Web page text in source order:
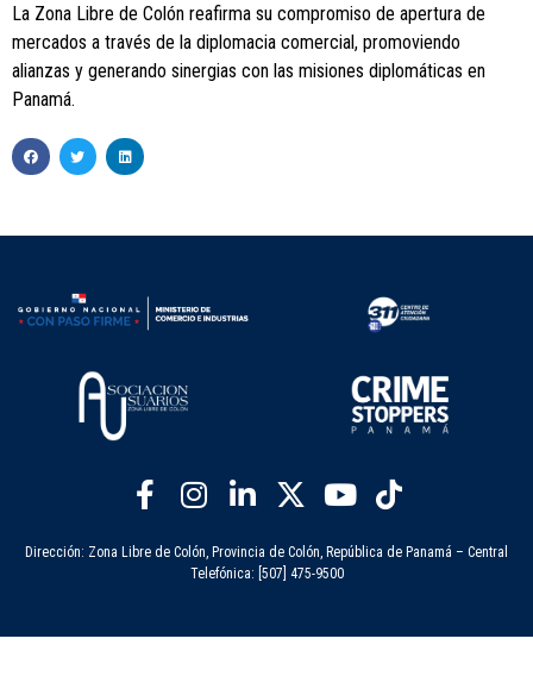
La Zona Libre de Colón reafirma su compromiso de apertura de
mercados a través de la diplomacia comercial, promoviendo
alianzas y generando sinergias con las misiones diplomáticas en
Panamá.
Dirección: Zona Libre de Colón, Provincia de Colón, República de Panamá – Central
Telefónica: [507] 475-9500